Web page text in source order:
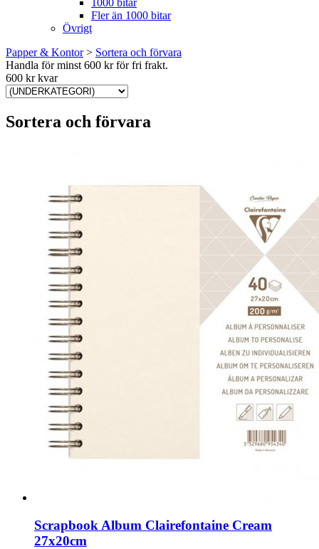
1000 bitar
Fler än 1000 bitar
Övrigt
Papper & Kontor> Sortera och förvara
Handla för minst 600 kr för fri frakt.
600 kr kvar
Sortera och förvara
Scrapbook Album Clairefontaine Cream
27x20cm